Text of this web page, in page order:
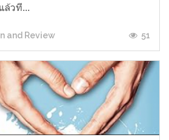
ล้วที...
and Review 51